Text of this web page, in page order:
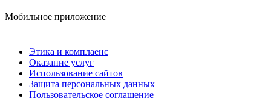
Мобильное приложение
Этика и комплаенс
Оказание услуг
Использование сайтов
Защита персональных данных
Пользовательское соглашение